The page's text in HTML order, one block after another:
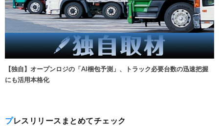
【独自】オープンロジの「AI梱包予測」、トラック必要台数の迅速把握
にも活用本格化
プレスリリースまとめてチェック